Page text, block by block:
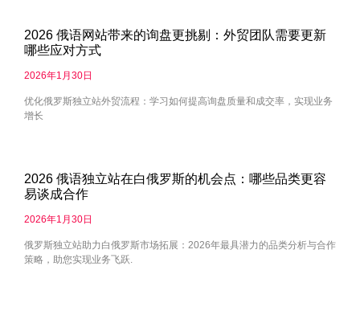
2026 俄语网站带来的询盘更挑剔：外贸团队需要更新
哪些应对方式
2026年1月30日
优化俄罗斯独立站外贸流程：学习如何提高询盘质量和成交率，实现业务
增长
2026 俄语独立站在白俄罗斯的机会点：哪些品类更容
易谈成合作
2026年1月30日
俄罗斯独立站助力白俄罗斯市场拓展：2026年最具潜力的品类分析与合作
策略，助您实现业务飞跃.